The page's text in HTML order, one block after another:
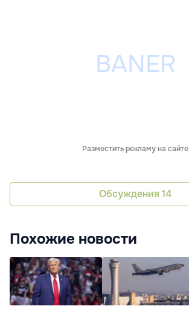
Разместить рекламу на сайте
Обсуждения 14
Похожие новости